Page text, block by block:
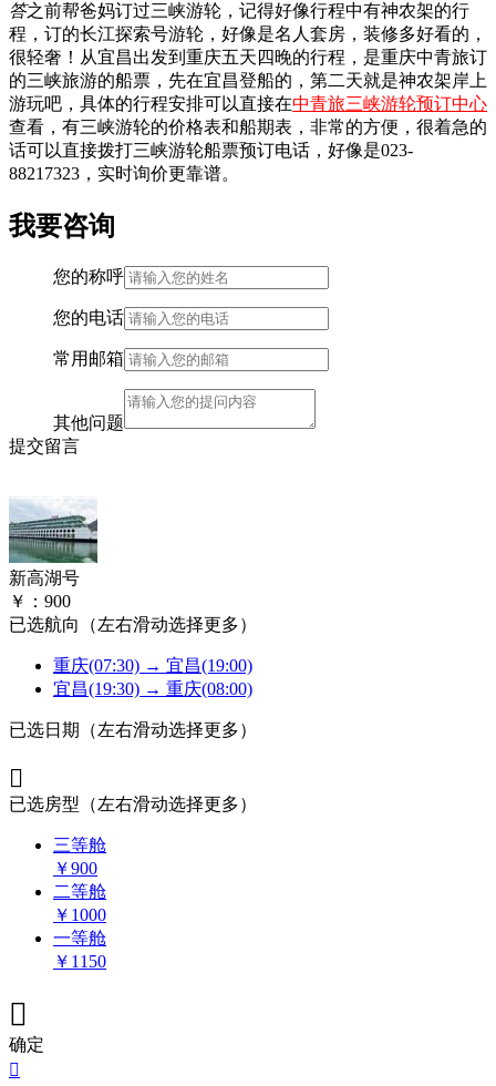
答之前帮爸妈订过三峡游轮，记得好像行程中有神农架的行
程，订的长江探索号游轮，好像是名人套房，装修多好看的，
很轻奢！从宜昌出发到重庆五天四晚的行程，是重庆中青旅订
的三峡旅游的船票，先在宜昌登船的，第二天就是神农架岸上
游玩吧，具体的行程安排可以直接在中青旅三峡游轮预订中心
查看，有三峡游轮的价格表和船期表，非常的方便，很着急的
话可以直接拨打三峡游轮船票预订电话，好像是023-
88217323，实时询价更靠谱。
我要咨询
您的称呼
您的电话
常用邮箱
其他问题
提交留言
新高湖号
￥： 900
已选航向
（左右滑动选择更多）
重庆(07:30) → 宜昌(19:00)
宜昌(19:30) → 重庆(08:00)
已选日期 （左右滑动选择更多）

已选房型 （左右滑动选择更多）
三等舱
￥900
二等舱
￥ 1000
一等舱
￥ 1150

确定
